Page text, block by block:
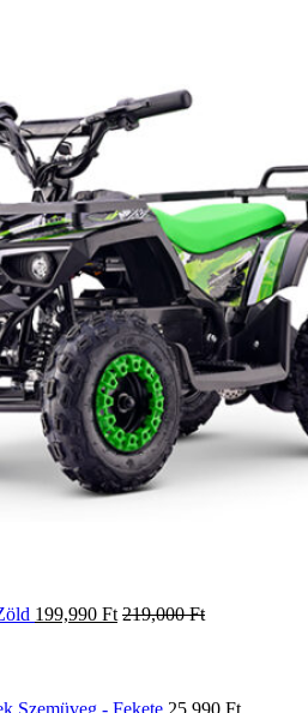
199,990 Ft 219,000Ft
Szemüveg - Fekete 25,990 Ft